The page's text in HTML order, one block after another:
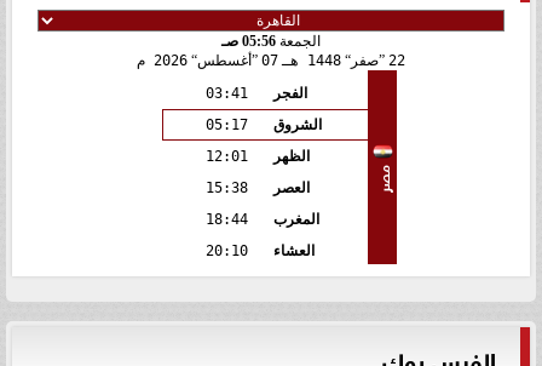
الجمعة 05:56 صـ
22 صفر 1448 هـ 07 أغسطس 2026 م
مصر
الفجر
03:41
الشروق
05:17
الظهر
12:01
العصر
15:38
المغرب
18:44
العشاء
20:10